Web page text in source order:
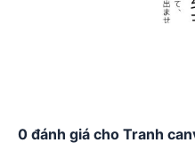
0 đánh giá cho Tranh